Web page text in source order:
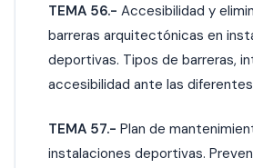
TEMA 56.- Accesibilidad y
barreras arquitectónicas en
deportivas. Tipos de barreras,
accesibilidad ante las
TEMA 57.- Plan de
instalaciones deportivas.